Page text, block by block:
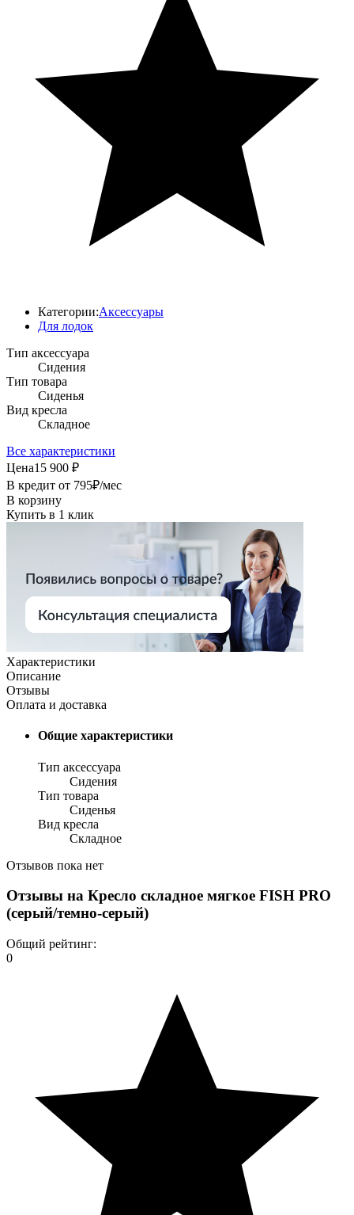
Категории:Аксессуары
Для лодок
Тип аксессуара
Сидения
Тип товара
Сиденья
Вид кресла
Складное
Все характеристики
Цена15 900 ₽
В кредит от 795₽/мес
В корзину
Купить в 1 клик
Характеристики
Описание
Отзывы
Оплата и доставка
Общие характеристики
Тип аксессуара
Сидения
Тип товара
Сиденья
Вид кресла
Складное
Отзывов пока нет
Отзывы на Кресло складное мягкое FISH PRO
(серый/темно-серый)
Общий рейтинг:
0